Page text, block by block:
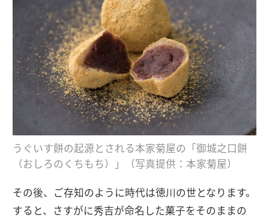
うぐいす餅の起源とされる本家菊屋の「御城之口餅
（おしろのくちもち）」（写真提供：本家菊屋）
その後、ご存知のように時代は徳川の世となります。
すると、さすがに秀吉が命名した菓子をそのままの